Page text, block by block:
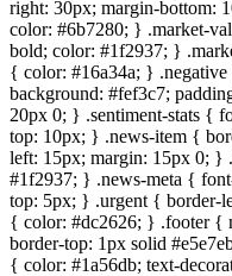
right: 30px; margin-bottom:
color: #6b7280; } .market-
bold; color: #1f2937; }
{ color: #16a34a; }
background: #fef3c7;
20px 0; } .sentiment-stats {
top: 10px; } .news-item {
left: 15px; margin: 15px 0; }
#1f2937; } .news-meta {
top: 5px; } .urgent { border-
{ color: #dc2626; } .footer {
border-top: 1px solid
{ color: #1a56db; text-